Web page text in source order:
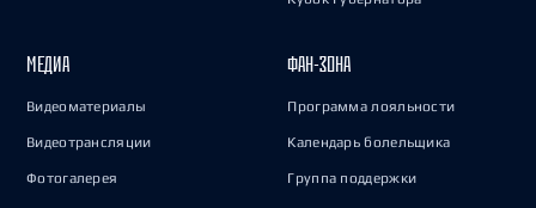
МЕДИА
Видеоматериалы
Видеотрансляции
Фотогалерея
ФАН-ЗОНА
Программа лояльности
Календарь болельщика
Группа поддержки